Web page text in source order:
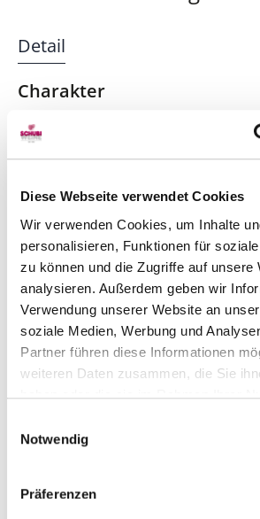
Diese Webseite verwendet Cookies
Wir verwenden Cookies, um Inhalte
personalisieren, Funktionen für
zu können und die Zugriffe auf unsere
analysieren. Außerdem geben wir
Verwendung unserer Website an
soziale Medien, Werbung und
Partner führen diese Informationen
weiteren Daten zusammen, die Sie
haben oder die sie im Rahmen Ihrer
Notwendig
Präferenzen
Detail
Charakter
Für jede Gelegenheit das ideale
einlösbar. Sowohl für
Accessoires.
- frei übertragbar -
Ab einem Einkaufswert von Fr.
wir den Geschenks-Gutschein in
leere Weinflasche.
Möchten Sie mehrere
Sie um eine individuelle